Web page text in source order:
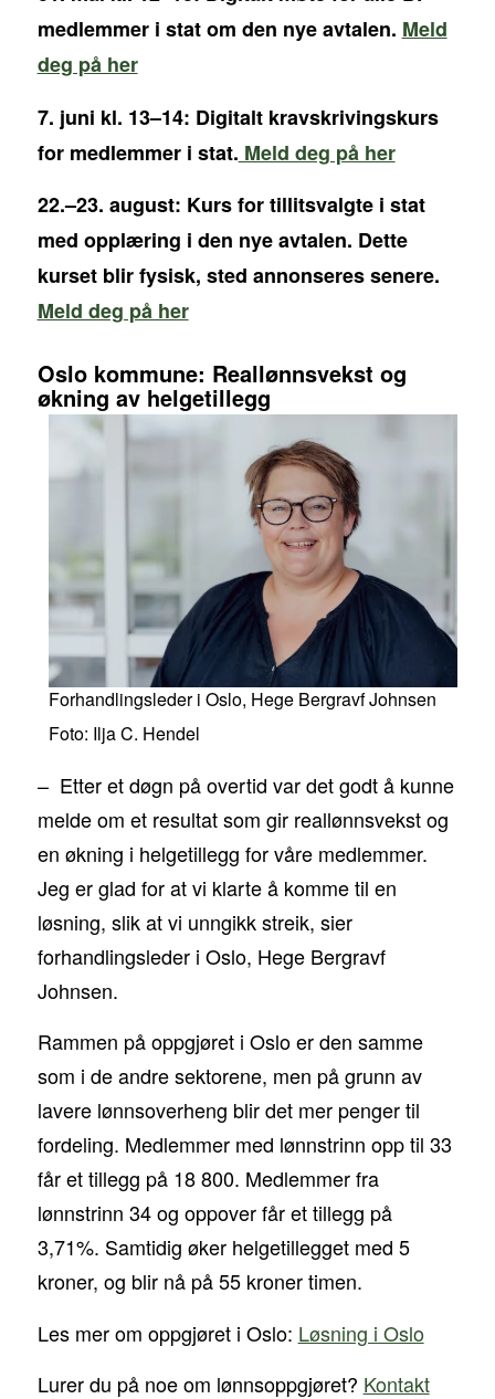
medlemmer i stat om den nye avtalen. Meld
deg på her
7. juni kl. 13–14: Digitalt kravskrivingskurs
for medlemmer i stat. Meld deg på her
22.–23. august: Kurs for tillitsvalgte i stat
med opplæring i den nye avtalen. Dette
kurset blir fysisk, sted annonseres senere.
Meld deg på her
Oslo kommune: Reallønnsvekst og
økning av helgetillegg
Forhandlingsleder i Oslo, Hege Bergravf Johnsen
Foto: Ilja C. Hendel
– Etter et døgn på overtid var det godt å kunne
melde om et resultat som gir reallønnsvekst og
en økning i helgetillegg for våre medlemmer.
Jeg er glad for at vi klarte å komme til en
løsning, slik at vi unngikk streik, sier
forhandlingsleder i Oslo, Hege Bergravf
Johnsen.
Rammen på oppgjøret i Oslo er den samme
som i de andre sektorene, men på grunn av
lavere lønnsoverheng blir det mer penger til
fordeling. Medlemmer med lønnstrinn opp til 33
får et tillegg på 18 800. Medlemmer fra
lønnstrinn 34 og oppover får et tillegg på
3,71%. Samtidig øker helgetillegget med 5
kroner, og blir nå på 55 kroner timen.
Les mer om oppgjøret i Oslo: Løsning i Oslo
Lurer du på noe om lønnsoppgjøret? Kontakt